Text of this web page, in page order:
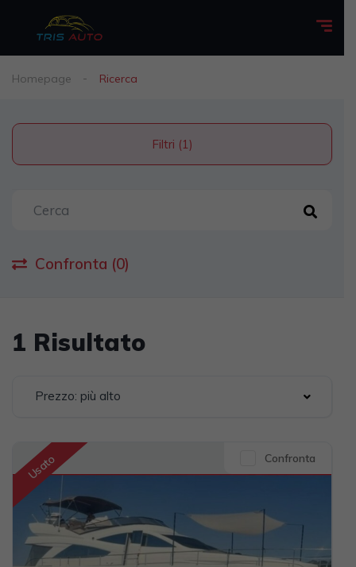
Homepage Ricerca
Filtri (1)
Confronta (0)
1 Risultato
Prezzo: più alto
Usato Confronta